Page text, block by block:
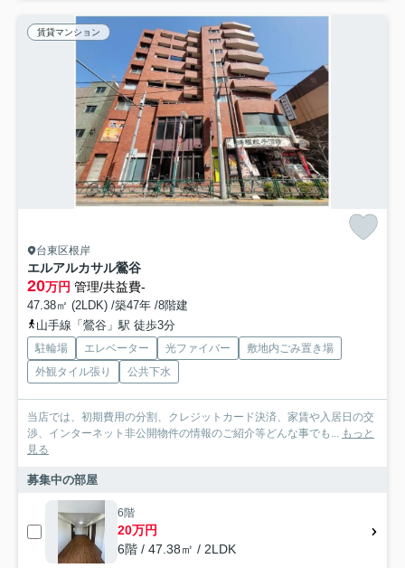
賃貸マンション
台東区根岸
エルアルカサル鶯谷
20万円 管理/共益費-
47.38㎡ (2LDK) /築47年 /8階建
山手線「鶯谷」駅 徒歩3分
駐輪場 エレベーター 光ファイバー
敷地内ごみ置き場
外観タイル張り
公共下水
当店では、初期費用の分割、クレジットカード決済、家賃や入居日の交
渉、インターネット非公開物件の情報のご紹介等どんな事でも... もっと
見る
募集中の部屋
6階
20万円
6階 / 47.38㎡ / 2LDK